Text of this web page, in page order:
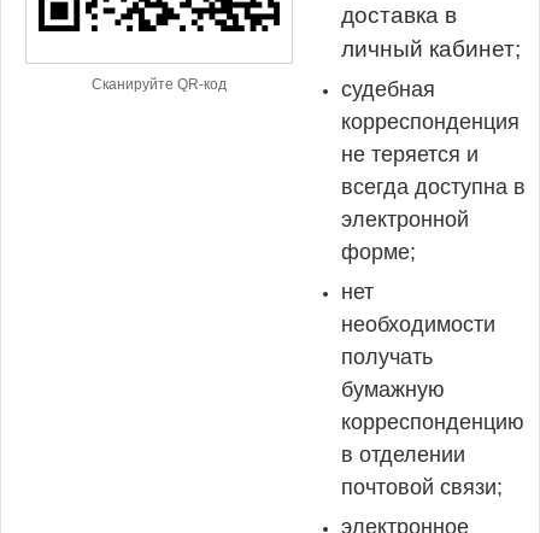
Сканируйте QR-код
доставка в
личный кабинет;
судебная
корреспонденция
не теряется и
всегда доступна в
электронной
форме;
нет
необходимости
получать
бумажную
корреспонденцию
в отделении
почтовой связи;
электронное